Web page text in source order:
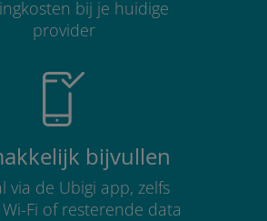
bij je huidige
provider
bijvullen
via de Ubigi app, zelfs
Fi of resterende data